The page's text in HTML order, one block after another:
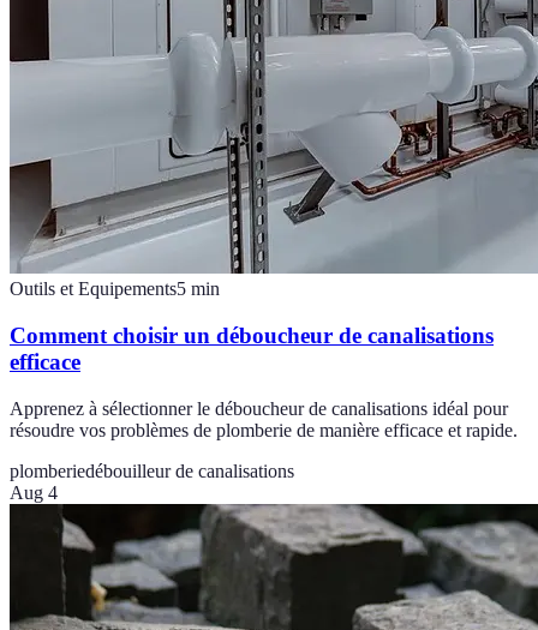
Outils et Equipements5 min
Comment choisir un déboucheur de canalisations
efficace
Apprenez à sélectionner le déboucheur de canalisations idéal pour
résoudre vos problèmes de plomberie de manière efficace et rapide.
plomberiedébouilleur de canalisations
Aug 4